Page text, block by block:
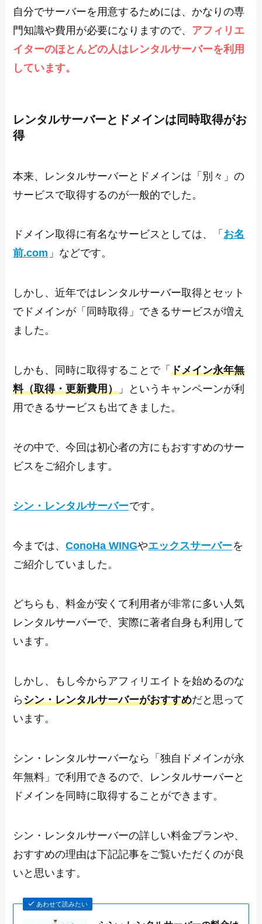
自分でサーバーを用意するためには、かなりの専
門知識や費用が必要になりますので、 アフィリエ
イターのほとんどの人はレンタルサーバーを利用
しています。
レンタルサーバーとドメインは同時取得がお
得
本来、レンタルサーバーとドメインは「別々」の
サービスで取得するのが一般的でした。
ドメイン取得に有名なサービスとしては、「 お名
前.com 」などです。
しかし、近年ではレンタルサーバー取得とセット
でドメインが「同時取得」できるサービスが増え
ました。
しかも、同時に取得することで「ドメイン永年無
料（取得・更新費用） 」というキャンペーンが利
用できるサービスも出てきました。
その中で、今回は初心者の方にもおすすめのサー
ビスをご紹介します。
シン・レンタルサーバーです。
今までは、ConoHa WINGやエックスサーバーを
ご紹介していました。
どちらも、料金が安くて利用者が非常に多い人気
レンタルサーバーで、実際に著者自身も利用して
います。
しかし、もし今からアフィリエイトを始めるのな
らシン・レンタルサーバーがおすすめだと思って
います。
シン・レンタルサーバーなら「独自ドメインが永
年無料」で利用できるので、レンタルサーバーと
ドメインを同時に取得することができます。
シン・レンタルサーバーの詳しい料金プランや、
おすすめの理由は下記記事をご覧いただくのが良
いと思います。
あわせて読みたい